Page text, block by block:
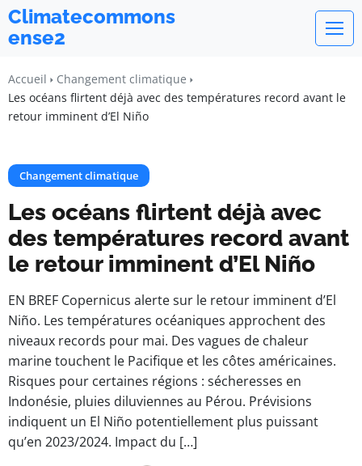
Climatecommons
ense2
Accueil
Changement climatique
Les océans flirtent déjà avec des températures record avant le
retour imminent d’El Niño
Changement climatique
Les océans flirtent déjà avec
des températures record avant
le retour imminent d’El Niño
EN BREF Copernicus alerte sur le retour imminent d’El
Niño. Les températures océaniques approchent des
niveaux records pour mai. Des vagues de chaleur
marine touchent le Pacifique et les côtes américaines.
Risques pour certaines régions : sécheresses en
Indonésie, pluies diluviennes au Pérou. Prévisions
indiquent un El Niño potentiellement plus puissant
qu’en 2023/2024. Impact du […]